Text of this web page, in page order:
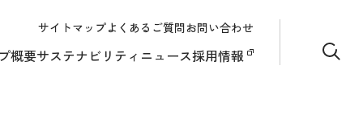
概要サステナビリティ ニュース採用情報
サイトマップよくあるご質問お問い合わせ
サイ